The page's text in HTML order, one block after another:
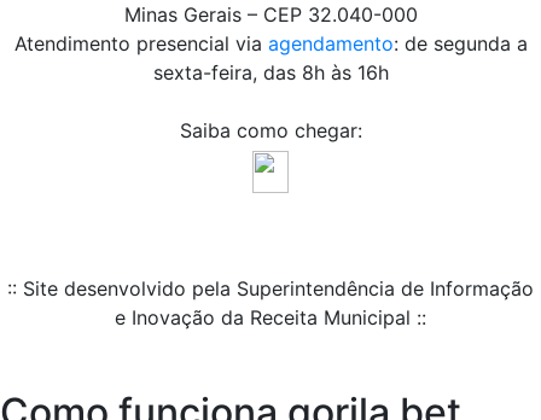
Minas Gerais – CEP 32.040-000
Atendimento presencial via agendamento: de segunda a
sexta-feira, das 8h às 16h
Saiba como chegar:
:: Site desenvolvido pela Superintendência de Informação
e Inovação da Receita Municipal ::